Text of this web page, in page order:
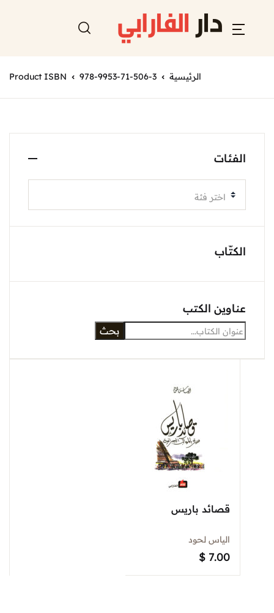
الرئيسية Product ISBN 978-9953-71-506-3
قصائد باريس
الياس لحود
$ 7.00
الفئات
اختر فئة
الكتّاب
عناوين الكتب
بحث